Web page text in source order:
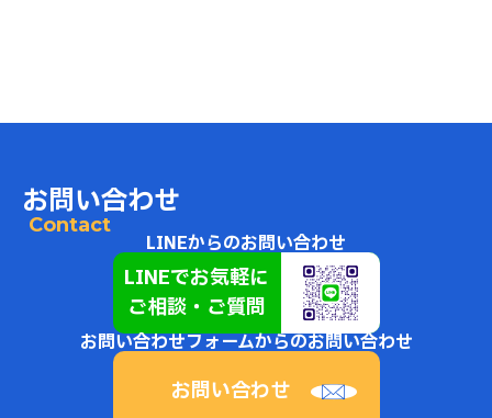
お問い合わせ
Contact
LINEからのお問い合わせ
LINEでお気軽に
ご相談・ご質問
お問い合わせフォームからのお問い合わせ
お問い合わせ